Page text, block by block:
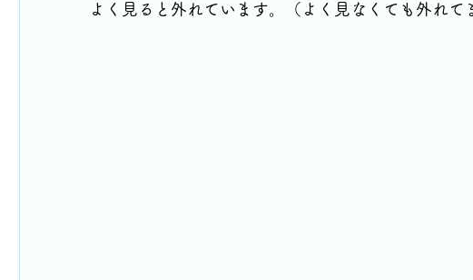
よく見ると外れています。（よく見なくても外れて